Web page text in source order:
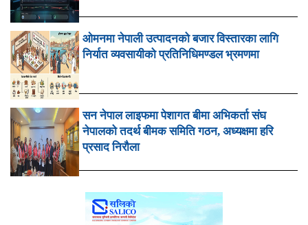
ओमनमा नेपाली उत्पादनको बजार विस्तारका लागि
निर्यात व्यवसायीको प्रतिनिधिमण्डल भ्रमणमा
सन नेपाल लाइफमा पेशागत बीमा अभिकर्ता संघ
नेपालको तदर्थ बीमक समिति गठन, अध्यक्षमा हरि
प्रसाद निरौला